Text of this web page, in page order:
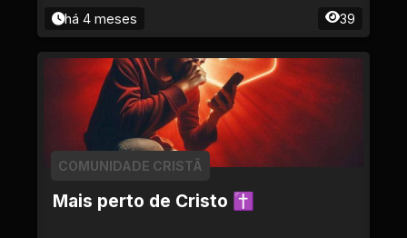
há 4 meses 39
Mais perto de Cristo ✝
COMUNIDADE CRISTÃ